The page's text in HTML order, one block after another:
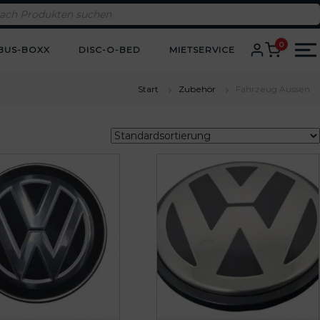
BOXX DISC-O-BED MIETSERVICE 0
Start Zubehör Fahrzeug Aussen